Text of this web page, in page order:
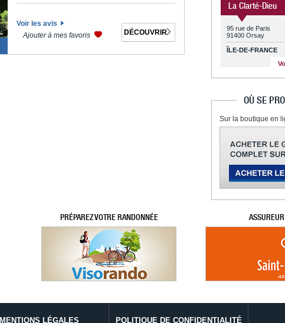
Voir les avis
Ajouter à mes favoris
DÉCOUVRIR
La Clarté-Dieu
95 rue de Paris
91400 Orsay
ÎLE-DE-FRANCE
OÙ SE
Sur la boutique en
PRÉPAREZ VOTRE RANDONNÉE
MENTIONS LÉGALES POLITIQUE DE CONFIDENTIALITÉ